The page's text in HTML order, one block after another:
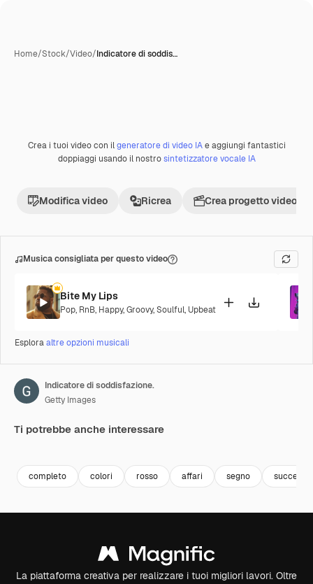
Home/Stock/Video/Indicatore di soddis…
Premium
Crea i tuoi video con ilgeneratore di video IAe aggiungi fantastici
doppiaggi usando il nostrosintetizzatore vocale IA
Modifica video Ricrea Crea progetto video
Musica consigliata per questo video
Bite My Lips
Pop, RnB, Happy,Groovy,Soulful, Upbeat
Esploraaltre opzioni musicali
Indicatore di soddisfazione.
Getty Images
Ti potrebbe anche interessare
completo colori rosso affari segno successo
La piattaforma creativa per realizzare i tuoi migliori lavori. Oltre